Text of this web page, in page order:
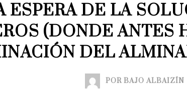
ESPERA DE LA
(DONDE ANTES
DEL
POR BAJO ALBAIZÍN